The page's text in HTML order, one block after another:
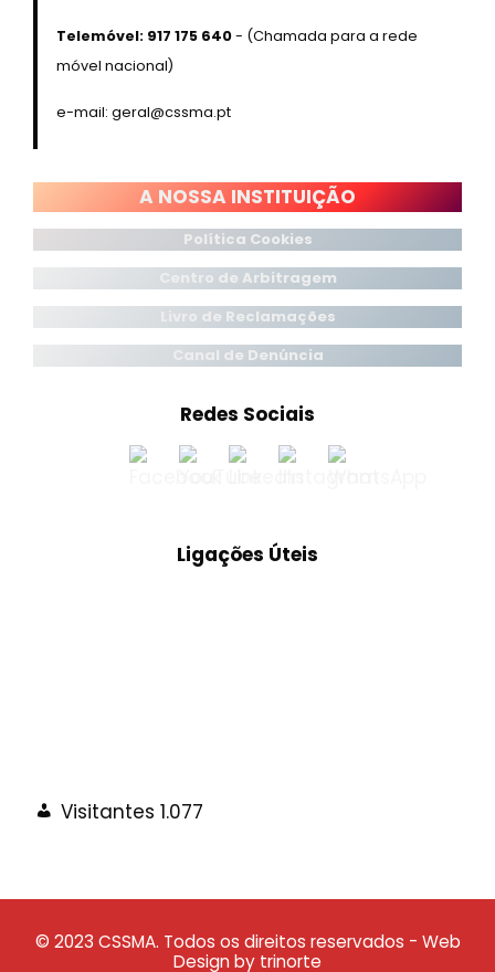
Telemóvel: 917 175 640- (Chamada para a rede
móvel nacional)
e-mail: geral@cssma.pt
A NOSSA INSTITUIÇÃO
Política Cookies
Centro de Arbitragem
Livro de Reclamações
Canal de Denúncia
Redes Sociais
Ligações Úteis
Visitantes 1.077
© 2023 CSSMA. Todos os direitos reservados - Web
Design by trinorte